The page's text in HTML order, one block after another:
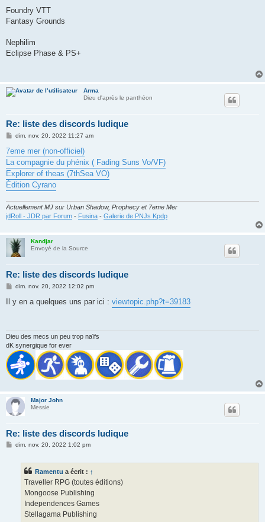
Foundry VTT
Fantasy Grounds
Nephilim
Eclipse Phase & PS+
Arma
Dieu d'après le panthéon
Re: liste des discords ludique
M
s
s
a
g
e
dim. nov. 20, 2022 11:27 am
7eme mer (non-officiel)
La compagnie du phénix ( Fading Suns Vo/VF)
Explorer of theas (7thSea VO)
Édition Cyrano
Actuellement MJ sur Urban Shadow, Prophecy et 7eme Mer
jdRoll - JDR par Forum - Fusina - Galerie de PNJs Kpdp
Kandjar
Envoyé de la Source
Re: liste des discords ludique
M
s
s
dim. nov. 20, 2022 12:02 pm
Il y en a quelques uns par ici : viewtopic.php?t=39183
Dieu des mecs un peu trop naïfs
dK synergique for ever
Major John
Messie
Re: liste des discords ludique
Mdim. nov. 20, 2022 1:02 pm
Ramentu a écrit : ↑
Traveller RPG (toutes éditions)
Mongoose Publishing
Independences Games
Stellagama Publishing